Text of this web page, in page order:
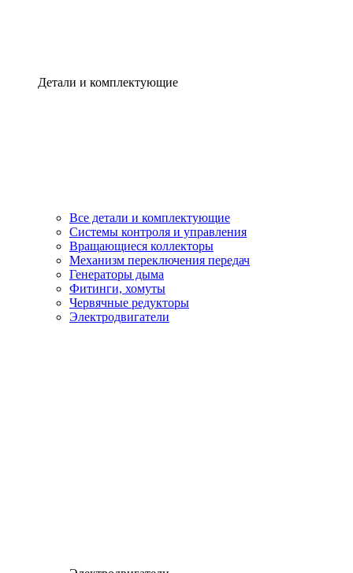
Детали и комплектующие
Все детали и комплектующие
Системы контроля и управления
Вращающиеся коллекторы
Механизм переключения передач
Генераторы дыма
Фитинги, хомуты
Червячные редукторы
Электродвигатели